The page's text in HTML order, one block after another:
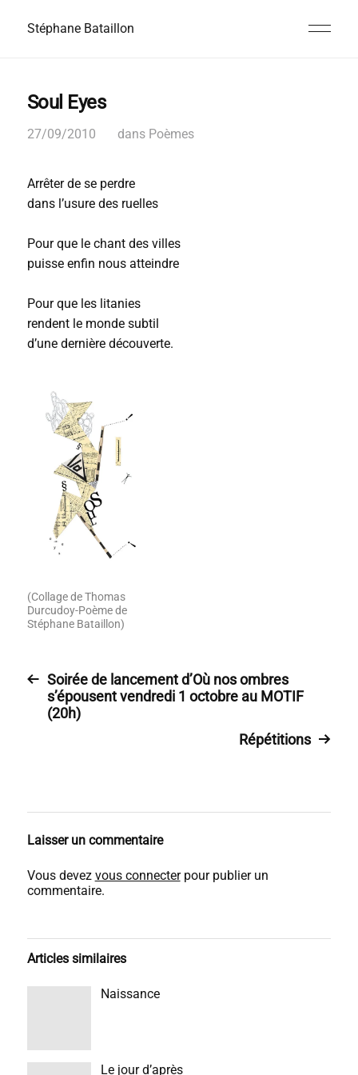
Stéphane Bataillon
Soul Eyes
27/09/2010 dans Poèmes
Arrêter de se perdre
dans l’usure des ruelles
Pour que le chant des villes
puisse enfin nous atteindre
Pour que les litanies
rendent le monde subtil
d’une dernière découverte.
(Collage de Thomas
Durcudoy-Poème de
Stéphane Bataillon)
Soirée de lancement d’Où nos ombres
s’épousent vendredi 1 octobre au MOTIF
(20h)
Répétitions
Laisser un commentaire
Vous devez vous connecterpour publier un
commentaire.
Articles similaires
Naissance
Le jour d’après